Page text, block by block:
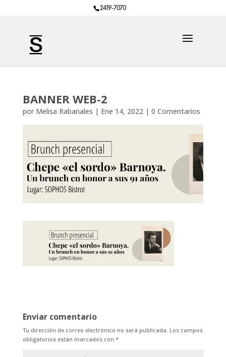
2419-7070
BANNER WEB-2
por Melisa Rabanales | Ene 14, 2022| 0 Comentarios
Enviar comentario
Tu dirección de correo electrónico no será publicada. Los campos
obligatorios están marcados con *